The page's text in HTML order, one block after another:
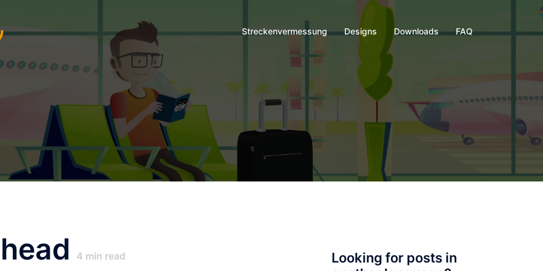
Streckenvermessung Designs Downloads FAQ
4 min read
Looking for posts in